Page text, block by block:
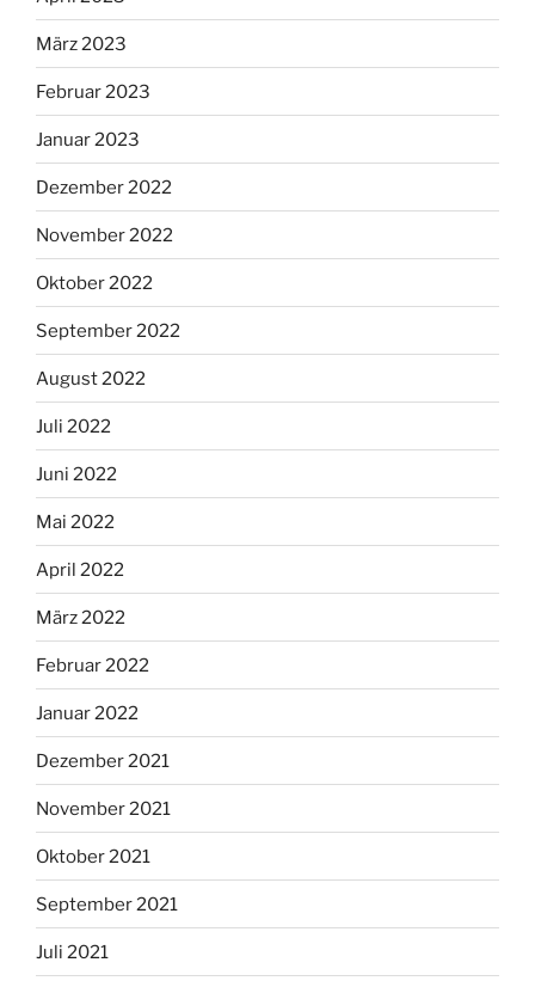
März 2023
Februar 2023
Januar 2023
Dezember 2022
November 2022
Oktober 2022
September 2022
August 2022
Juli 2022
Juni 2022
Mai 2022
April 2022
März 2022
Februar 2022
Januar 2022
Dezember 2021
November 2021
Oktober 2021
September 2021
Juli 2021